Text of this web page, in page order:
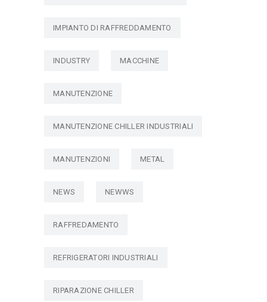
IMPIANTO DI RAFFREDDAMENTO
INDUSTRY MACCHINE
MANUTENZIONE
MANUTENZIONE CHILLER INDUSTRIALI
MANUTENZIONI METAL
NEWS NEWWS
RAFFREDAMENTO
REFRIGERATORI INDUSTRIALI
RIPARAZIONE CHILLER